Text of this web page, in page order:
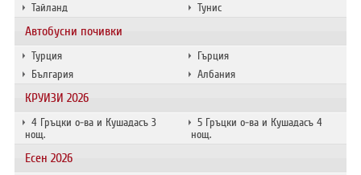
Тайланд
Тунис
Автобусни почивки
Турция
Гърция
България
Албания
КРУИЗИ 2026
4 Гръцки о-ва и Кушадасъ 3
нощ.
5 Гръцки о-ва и Кушадасъ 4
нощ.
Есен 2026